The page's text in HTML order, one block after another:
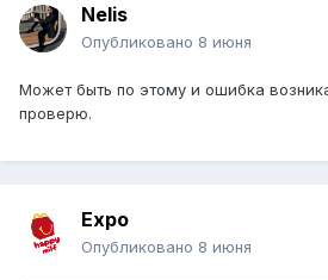
Nelis
Опубликовано 8 июня
Может быть по этому и ошибка
проверю.
Expo
Опубликовано 8 июня